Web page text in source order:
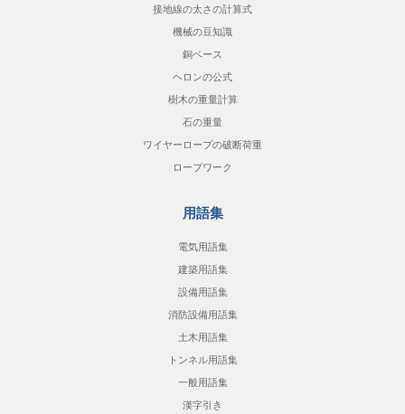
接地線の太さの計算式
機械の豆知識
銅ベース
ヘロンの公式
樹木の重量計算
石の重量
ワイヤーロープの破断荷重
ロープワーク
用語集
電気用語集
建築用語集
設備用語集
消防設備用語集
土木用語集
トンネル用語集
一般用語集
漢字引き